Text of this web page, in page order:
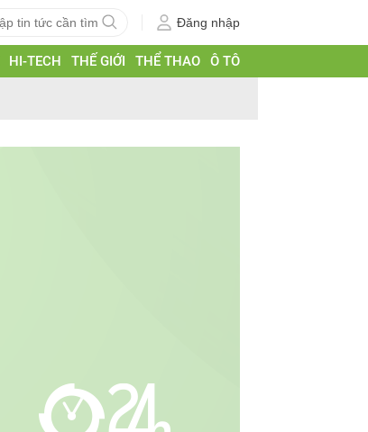
Đăng nhập
HI-TECH THẾ GIỚI THỂ THAO Ô TÔ